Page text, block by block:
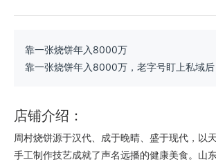
靠一张烧饼年入8000万
靠一张烧饼年入8000万，老字号盯上私域后
店铺介绍：
周村烧饼源于汉代、成于晚晴、盛于现代，以
手工制作技艺成就了声名远播的健康美食。山